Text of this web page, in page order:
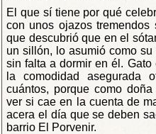
El que sí tiene por qué
con unos ojazos
que descubrió que en el
un sillón, lo asumió como
sin falta a dormir en él.
la comodidad asegurada
cuántos, porque como
ver si cae en la cuenta de
acera el día que se deben
barrio El Porvenir.